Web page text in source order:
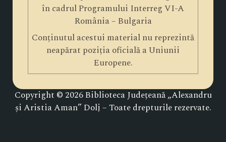
în cadrul Programului Interreg VI-A
România – Bulgaria
Conținutul acestui material nu reprezintă
neapărat poziția oficială a Uniunii
Europene.
Copyright © 2026 Biblioteca Județeană „Alexandru
și Aristia Aman” Dolj – Toate drepturile rezervate.